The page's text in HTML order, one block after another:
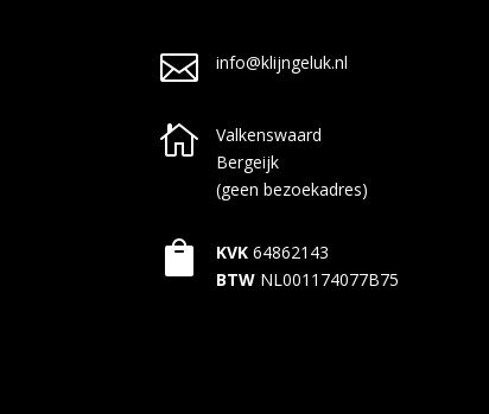
 info@klijngeluk.nl

Valkenswaard
Bergeijk
(geen bezoekadres)
 KVK 64862143
BTW NL001174077B75